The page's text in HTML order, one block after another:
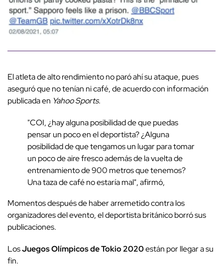
El atleta de alto rendimiento no paró ahí su ataque, pues
aseguró que no tenían ni café, de acuerdo con información
publicada en Yahoo Sports.
"COI, ¿hay alguna posibilidad de que puedas
pensar un poco en el deportista? ¿Alguna
posibilidad de que tengamos un lugar para tomar
un poco de aire fresco además de la vuelta de
entrenamiento de 900 metros que tenemos?
Una taza de café no estaría mal", afirmó,
Momentos después de haber arremetido contra los
organizadores del evento, el deportista británico borró sus
publicaciones.
LosJuegos Olímpicos de Tokio 2020están por llegar a su
fin.